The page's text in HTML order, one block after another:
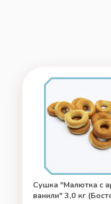
Сушка "Малютка с
ванили" 3,0 кг